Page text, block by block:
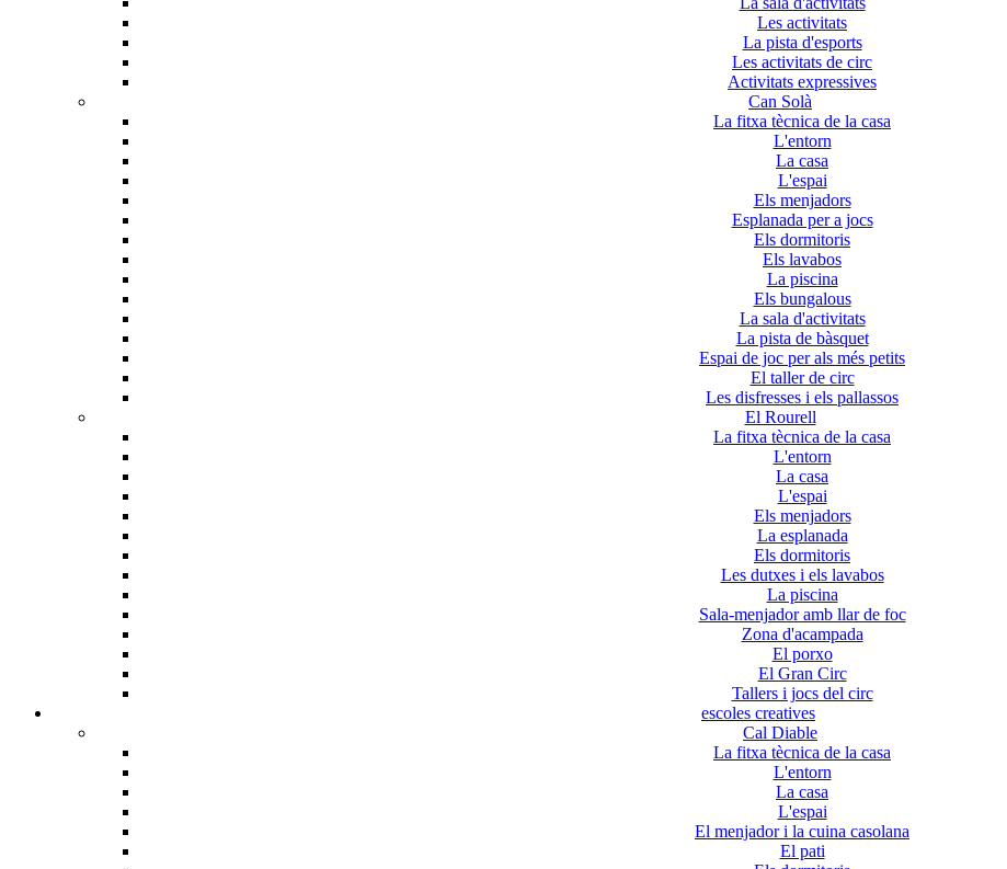
Les activitats
La pista d'esports
Les activitats de circ
Activitats expressives
Can Solà
La fitxa tècnica de la casa
L'entorn
La casa
L'espai
Els menjadors
Esplanada per a jocs
Els dormitoris
Els lavabos
La piscina
Els bungalous
La sala d'activitats
La pista de bàsquet
Espai de joc per als més petits
El taller de circ
Les disfresses i els pallassos
El Rourell
La fitxa tècnica de la casa
L'entorn
La casa
L'espai
Els menjadors
La esplanada
Els dormitoris
Les dutxes i els lavabos
La piscina
Sala-menjador amb llar de foc
Zona d'acampada
El porxo
El Gran Circ
Tallers i jocs del circ
escoles creatives
Cal Diable
La fitxa tècnica de la casa
L'entorn
La casa
L'espai
El menjador i la cuina casolana
El pati